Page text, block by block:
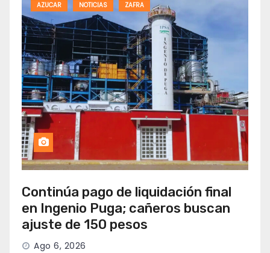
AZUCAR NOTICIAS ZAFRA
Continúa pago de liquidación final
en Ingenio Puga; cañeros buscan
ajuste de 150 pesos
Ago 6, 2026